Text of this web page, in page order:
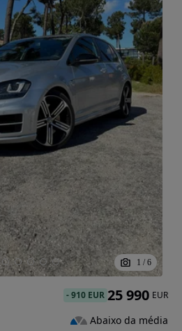
1 / 6
-910 EUR 25 990 EUR
Abaixo da média